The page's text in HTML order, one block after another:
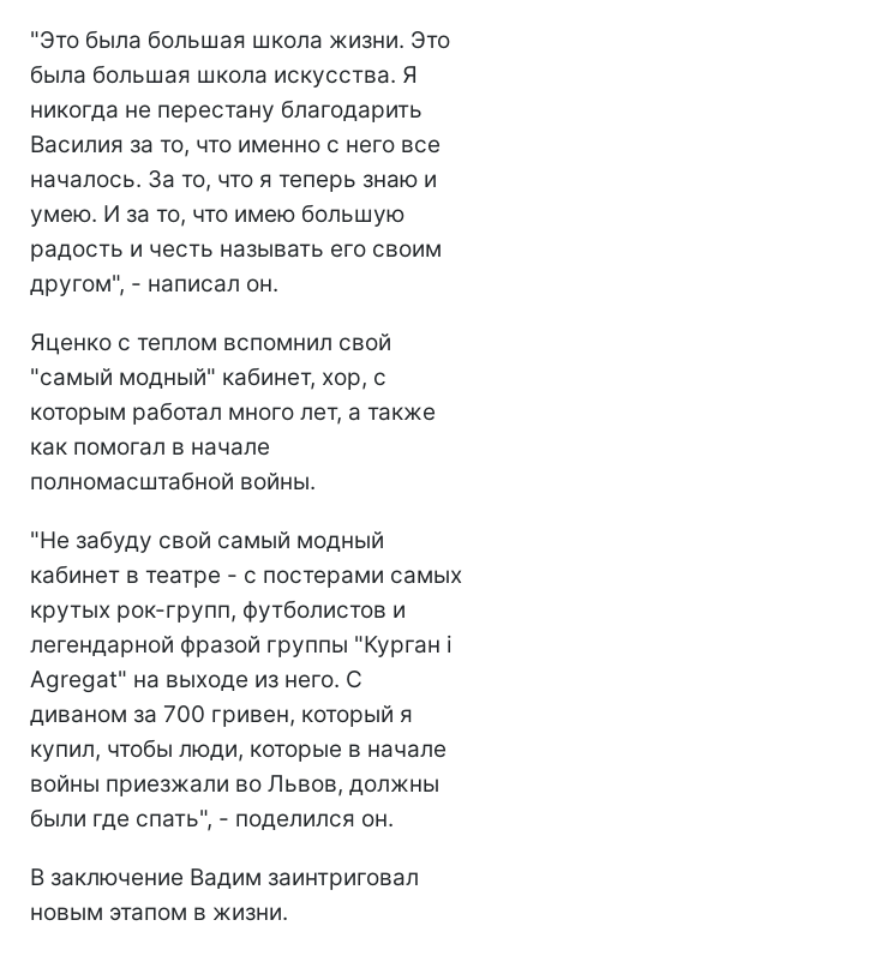
"Это была большая школа жизни. Это
была большая школа искусства. Я
никогда не перестану благодарить
Василия за то, что именно с него все
началось. За то, что я теперь знаю и
умею. И за то, что имею большую
радость и честь называть его своим
другом", - написал он.
Яценко с теплом вспомнил свой
"самый модный" кабинет, хор, с
которым работал много лет, а также
как помогал в начале
полномасштабной войны.
"Не забуду свой самый модный
кабинет в театре - с постерами самых
крутых рок-групп, футболистов и
легендарной фразой группы "Курган і
Agregat" на выходе из него. С
диваном за 700 гривен, который я
купил, чтобы люди, которые в начале
войны приезжали во Львов, должны
были где спать", - поделился он.
В заключение Вадим заинтриговал
новым этапом в жизни.